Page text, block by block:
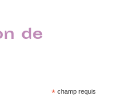
de
* champ requis